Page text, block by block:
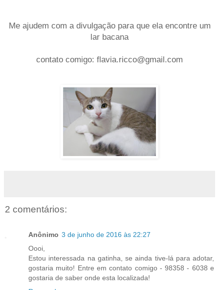
Me ajudem com a divulgação para que ela encontre um
lar bacana
contato comigo: flavia.ricco@gmail.com
2 comentários:
Anônimo 3 de junho de 2016 às 22:27
Oooi,
Estou interessada na gatinha, se ainda tive-lá para adotar,
gostaria muito! Entre em contato comigo - 98358 - 6038 e
gostaria de saber onde esta localizada!